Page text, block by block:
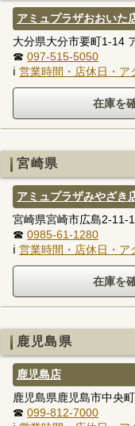
アミュプラザおおいた
大分県大分市要町1-14
☎ 097-515-5050
ℹ 営業時間・店休日・ア
宮崎県
アミュプラザみやざき
宮崎県宮崎市広島2-11-
☎ 0985-61-1280
ℹ 営業時間・店休日・ア
鹿児島県
鹿児島店
鹿児島県鹿児島市中央
☎ 099-812-7000